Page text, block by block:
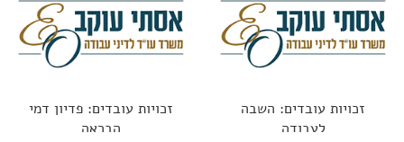
זכויות עובדים: השבה
לעבודה
זכויות עובדים: פדיון דמי
הבראה